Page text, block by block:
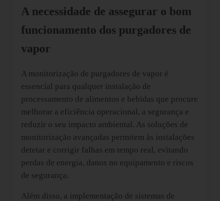
A necessidade de assegurar o bom
funcionamento dos purgadores de
vapor
A monitorização de purgadores de vapor é
essencial para qualquer instalação de
processamento de alimentos e bebidas que procure
melhorar a eficiência operacional, a segurança e
reduzir o seu impacto ambiental. As soluções de
monitorização avançadas permitem às instalações
detetar e corrigir falhas em tempo real, evitando
perdas de energia, danos no equipamento e riscos
de segurança.
Além disso, a implementação de sistemas de